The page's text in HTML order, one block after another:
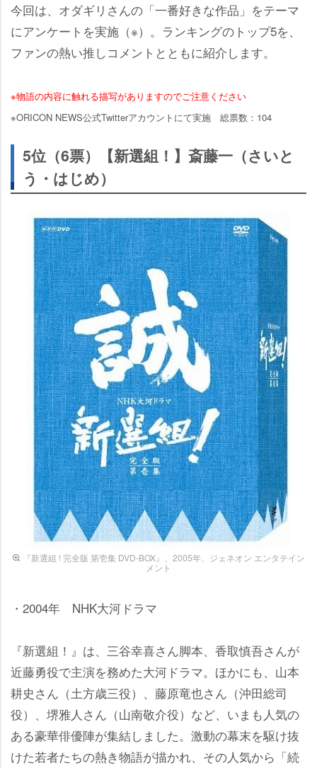
今回は、オダギリさんの「一番好きな作品」をテーマ
にアンケートを実施（※）。ランキングのトップ5を、
ファンの熱い推しコメントとともに紹介します。
※物語の内容に触れる描写がありますのでご注意ください
※ORICON NEWS公式Twitterアカウントにて実施 総票数：104
5位（6票）【新選組！】斎藤一（さいと
う・はじめ）
『新選組 ! 完全版 第壱集 DVD-BOX』、2005年、ジェネオン エンタテイン
メント
・2004年 NHK大河ドラマ
『新選組！』は、三谷幸喜さん脚本、香取慎吾さんが
近藤勇役で主演を務めた大河ドラマ。ほかにも、山本
耕史さん（土方歳三役）、藤原竜也さん（沖田総司
役）、堺雅人さん（山南敬介役）など、いまも人気の
ある豪華俳優陣が集結しました。激動の幕末を駆け抜
けた若者たちの熱き物語が描かれ、その人気から「続